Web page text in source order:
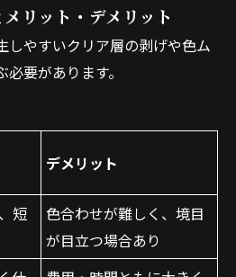
リット・デメリット
しやすいクリア層の剥げや色ム
要があります。
デメリット
短
色合わせが難しく、境目
が目立つ場合あり